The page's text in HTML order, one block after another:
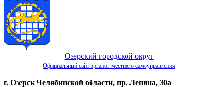
Озерский городской округ
Официальный сайт органов местного самоуправления
г. Озерск Челябинской области, пр. Ленина, 30а